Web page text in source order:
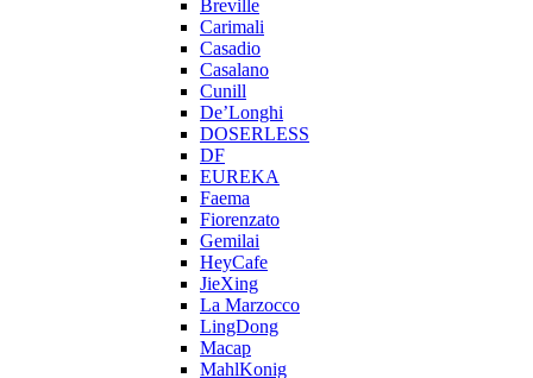
Breville
Carimali
Casadio
Casalano
Cunill
De’Longhi
DOSERLESS
DF
EUREKA
Faema
Fiorenzato
Gemilai
HeyCafe
JieXing
La Marzocco
LingDong
Macap
MahlKonig